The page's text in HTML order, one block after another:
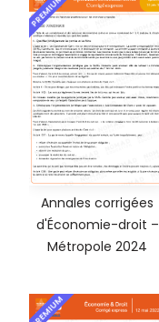
PREMIUM
Annales corrigées
d'Économie-droit –
Métropole 2024
PREMIUM